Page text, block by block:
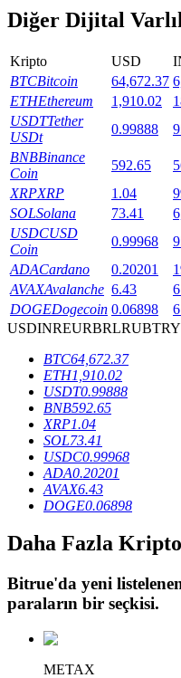
Launchpool
BTR Kilitleme
BTR sahiplerine özel
Krediler
Kripto destekli
Diğer Dijital
Kripto USD
BTCBitcoin 64,672.37
ETHEthereum 1,910.02
USDTTether
USDt
0.99888
BNBBinance
Coin
592.65
XRPXRP 1.04
SOLSolana 73.41
USDCUSD
Coin
0.99968
ADACardano 0.20201
AVAXAvalanche 6.43
DOGEDogecoin 0.06898
USDINREURBRLRUBTRY
BTC64,672.37
ETH1,910.02
USDT0.99888
BNB592.65
XRP1.04
SOL73.41
USDC0.99968
ADA0.20201
AVAX6.43
DOGE0.06898
Daha Fazla
Bitrue'da yeni
paraların bir seçkisi.
METAX